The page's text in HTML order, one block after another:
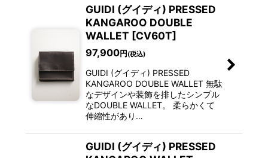
GUIDI (グイディ) PRESSED
KANGAROO DOUBLE
WALLET [CV60T]
97,900円 (税込)
GUIDI (グイディ) PRESSED
KANGAROO DOUBLE WALLET 無駄
なデザインや装飾を排したシンプル
なDOUBLE WALLET。 柔らかくて
伸縮性があり…
GUIDI (グイディ) PRESSED